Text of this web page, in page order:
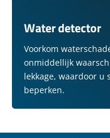
Water detector
Voorkom
onmiddellijk
lekkage, waardoor u
beperken.